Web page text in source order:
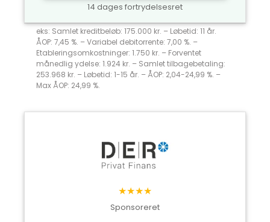
14 dages fortrydelsesret
eks: Samlet kreditbeløb: 175.000 kr. – Løbetid: 11 år.
ÅOP: 7,45 %. – Variabel debitorrente: 7,00 %. –
Etableringsomkostninger: 1.750 kr. – Forventet
månedlig ydelse: 1.924 kr. – Samlet tilbagebetaling:
253.968 kr. – Løbetid: 1-15 år. – ÅOP: 2,04-24,99 %. –
Max ÅOP: 24,99 %.
★★★★
Sponsoreret